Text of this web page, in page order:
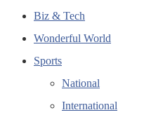
Biz & Tech
Wonderful World
Sports
National
International